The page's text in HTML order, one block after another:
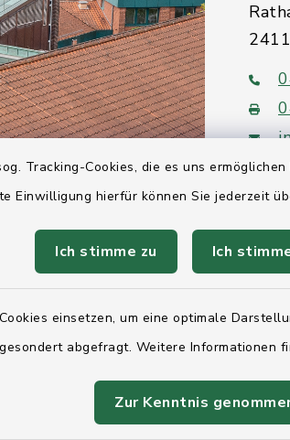
Tracking-Cookies, die es uns
Einwilligung hierfür können Sie jederzeit
Ich stimme zu Ich
einsetzen, um eine optimale
abgefragt. Weitere Informationen
Zur Kenntnis